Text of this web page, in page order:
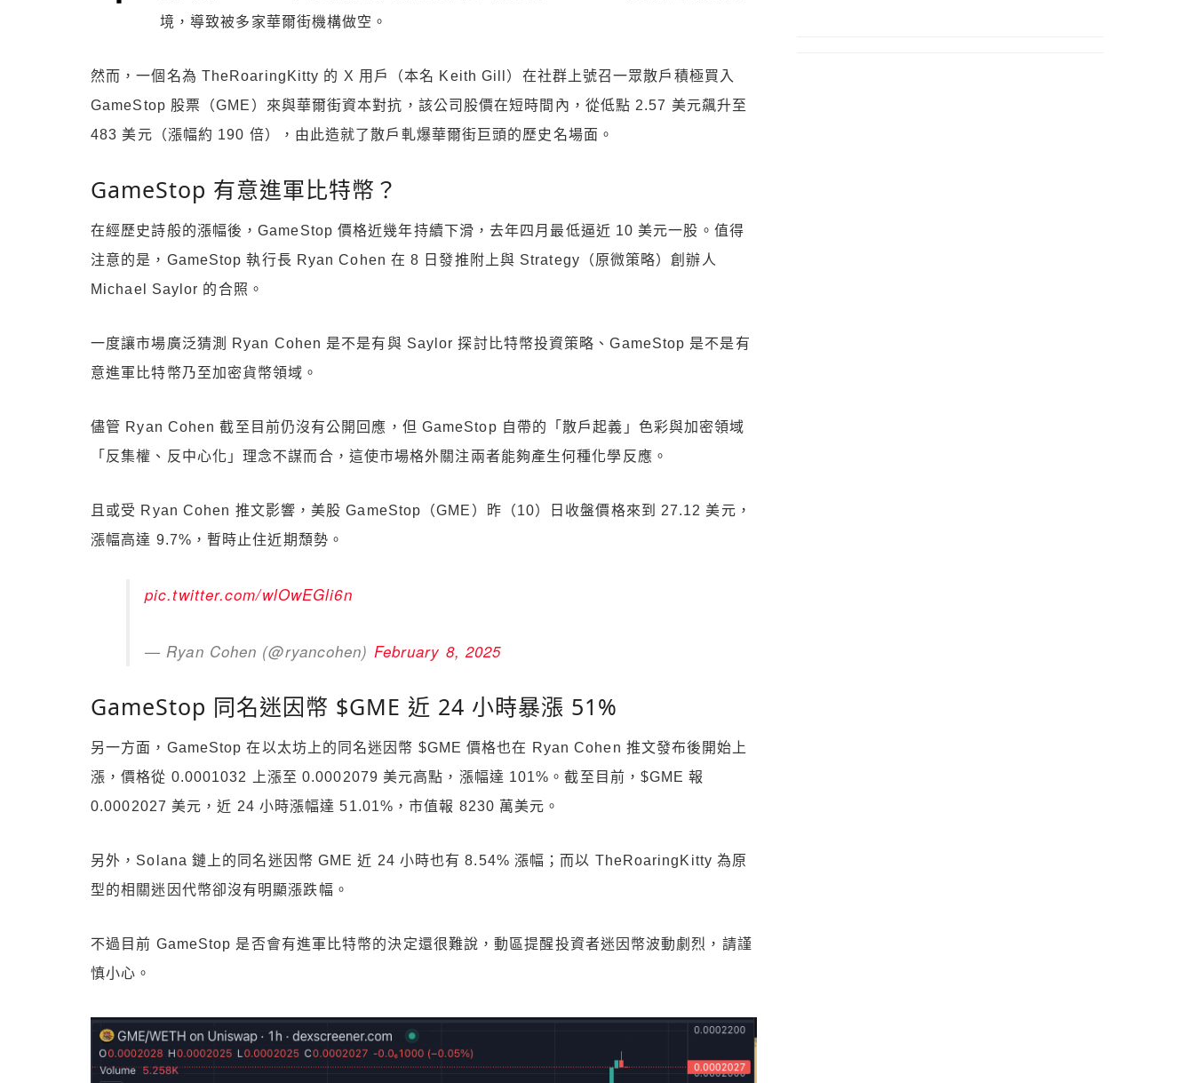
境，導致被多家華爾街機構做空。
然而，一個名為 TheRoaringKitty 的 X 用戶（本名 Keith Gill）在社群上號召一眾散戶積極買入
GameStop 股票（GME）來與華爾街資本對抗，該公司股價在短時間內，從低點 2.57 美元飆升至
483 美元（漲幅約 190 倍），由此造就了散戶軋爆華爾街巨頭的歷史名場面。
GameStop 有意進軍比特幣？
在經歷史詩般的漲幅後，GameStop 價格近幾年持續下滑，去年四月最低逼近 10 美元一股。值得
注意的是，GameStop 執行長 Ryan Cohen 在 8 日發推附上與 Strategy（原微策略）創辦人
Michael Saylor 的合照。
一度讓市場廣泛猜測 Ryan Cohen 是不是有與 Saylor 探討比特幣投資策略、GameStop 是不是有
意進軍比特幣乃至加密貨幣領域。
儘管 Ryan Cohen 截至目前仍沒有公開回應，但 GameStop 自帶的「散戶起義」色彩與加密領域
「反集權、反中心化」理念不謀而合，這使市場格外關注兩者能夠產生何種化學反應。
且或受 Ryan Cohen 推文影響，美股 GameStop（GME）昨（10）日收盤價格來到 27.12 美元，
漲幅高達 9.7%，暫時止住近期頹勢。
pic.twitter.com/wlOwEGli6n
— Ryan Cohen (@ryancohen) February 8, 2025
GameStop 同名迷因幣 $GME 近 24 小時暴漲 51%
另一方面，GameStop 在以太坊上的同名迷因幣 $GME 價格也在 Ryan Cohen 推文發布後開始上
漲，價格從 0.0001032 上漲至 0.0002079 美元高點，漲幅達 101%。截至目前，$GME 報
0.0002027 美元，近 24 小時漲幅達 51.01%，市值報 8230 萬美元。
另外，Solana 鏈上的同名迷因幣 GME 近 24 小時也有 8.54% 漲幅；而以 TheRoaringKitty 為原
型的相關迷因代幣卻沒有明顯漲跌幅。
不過目前 GameStop 是否會有進軍比特幣的決定還很難說，動區提醒投資者迷因幣波動劇烈，請謹
慎小心。